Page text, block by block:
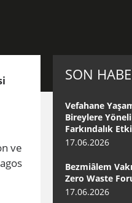
ve
SON
Vefahane
Bireylere
Farkındalık
17.06.2026
Bezmiâlem
Zero Waste
17.06.2026